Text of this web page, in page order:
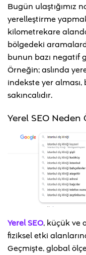
Bugün ulaştığımız
yerelleştirme
kilometrekare
bölgedeki
bunun bazı negatif
Örneğin; aslında
indekste yer alması,
sakıncalıdır.
Yerel SEO
Yerel SEO, küçük ve
fiziksel etki
Geçmişte, global